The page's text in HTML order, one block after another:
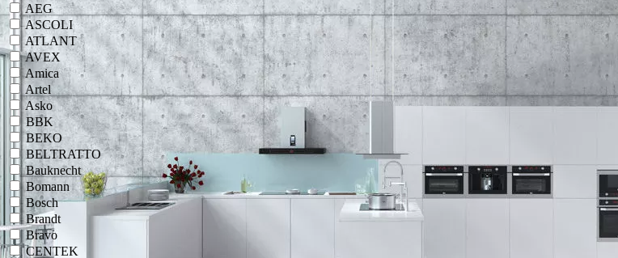
AEG
ASCOLI
ATLANT
AVEX
Amica
Artel
Asko
BBK
BEKO
BELTRATTO
Bauknecht
Bomann
Bosch
Brandt
Bravo
CENTEK